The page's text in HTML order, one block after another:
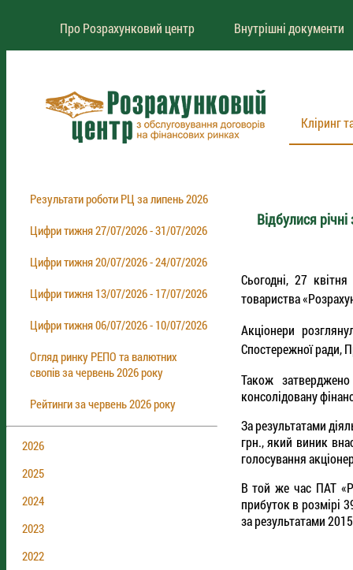
Про Розрахунковий центр Внутрішні документи
Кліринг
Результати роботи РЦ за липень 2026
Цифри тижня 27/07/2026 - 31/07/2026
Цифри тижня 20/07/2026 - 24/07/2026
Цифри тижня 13/07/2026 - 17/07/2026
Цифри тижня 06/07/2026 - 10/07/2026
Огляд ринку РЕПО та валютних
свопів за червень 2026 року
Рейтинги за червень 2026 року
2026
2025
2024
2023
2022
Відбулися
Сьогодні, 27
товариства
Акціонери
Спостережної ради,
Також затверджено
консолідовану
За результатами
грн., який виник
голосування
В той же час ПАТ
прибуток в розмірі
за результатами